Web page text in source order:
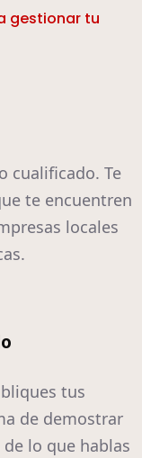
gestionar tu
cualificado. Te
te encuentren
locales
tus
de demostrar
lo que hablas